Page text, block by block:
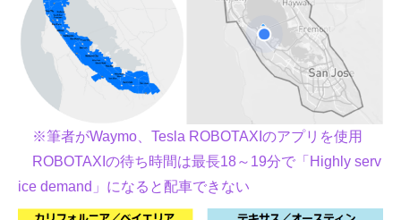
※筆者がWaymo、Tesla ROBOTAXIのアプリを使用
ROBOTAXIの待ち時間は最長18～19分で「Highly serv
ice demand」になると配車できない